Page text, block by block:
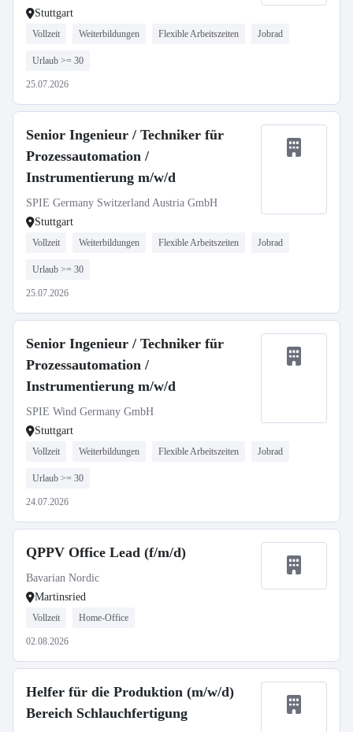
Stuttgart
Vollzeit Weiterbildungen Flexible Arbeitszeiten Jobrad
Urlaub >= 30
25.07.2026
Senior Ingenieur / Techniker für
Prozessautomation /
Instrumentierung m/w/d
SPIE Germany Switzerland Austria GmbH
Stuttgart
Vollzeit Weiterbildungen Flexible Arbeitszeiten Jobrad
Urlaub >= 30
25.07.2026
Senior Ingenieur / Techniker für
Prozessautomation /
Instrumentierung m/w/d
SPIE Wind Germany GmbH
Stuttgart
Vollzeit Weiterbildungen Flexible Arbeitszeiten Jobrad
Urlaub >= 30
24.07.2026
QPPV Office Lead (f/m/d)
Bavarian Nordic
Martinsried
Vollzeit Home-Office
02.08.2026
Helfer für die Produktion (m/w/d)
Bereich Schlauchfertigung